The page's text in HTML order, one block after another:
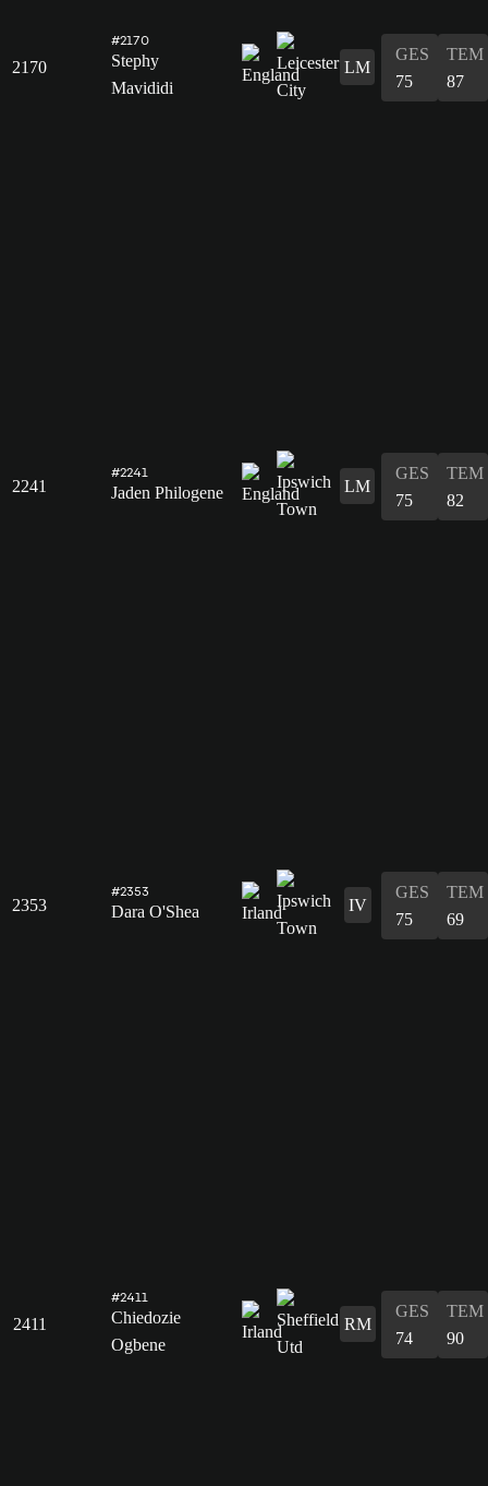
2170
#2170
Stephy
Mavididi
LM
GES
75
TEM
87
2241
#2241
Jaden Philogene LM
GES
75
TEM
82
2353
#2353
Dara O'Shea IV
GES
75
TEM
69
2411
#2411
Chiedozie
Ogbene
RM
GES
74
TEM
90